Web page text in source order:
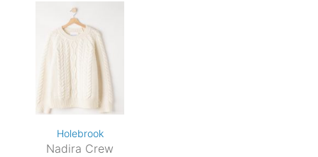
Holebrook
Nadira Crew